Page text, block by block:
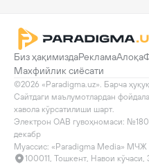
Биз ҳақимиздаРекламаАлоқа
Махфийлик сиёсати
©2026 «Paradigma.uz». Барча
Сайтдаги маълумотлардан
хавола кўрсатилиши шарт.
Электрон ОАВ гувоҳномаси:
декабр
Муассис: «Paradigma Media» МЧЖ
100011, Тошкент, Навои кўчаси,